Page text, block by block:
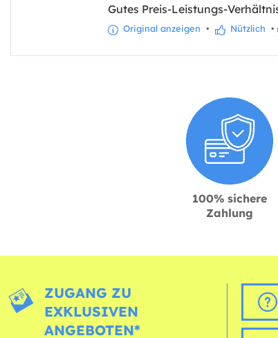
Gutes Preis-Leistungs-
Original anzeigen • Nützlich •
100% sichere
Zahlung
ZUGANG ZU
EXKLUSIVEN
ANGEBOTEN*